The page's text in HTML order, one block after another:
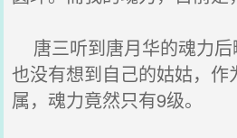
唐三听到唐月华的魂力后
也没有想到自己的姑姑，作
属，魂力竟然只有9级。